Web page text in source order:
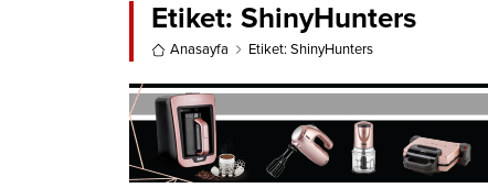
Etiket: ShinyHunters
Anasayfa Etiket: ShinyHunters